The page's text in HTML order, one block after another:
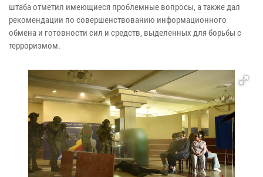
штаба отметил имеющиеся проблемные вопросы, а также дал
рекомендации по совершенствованию информационного
обмена и готовности сил и средств, выделенных для борьбы с
терроризмом.